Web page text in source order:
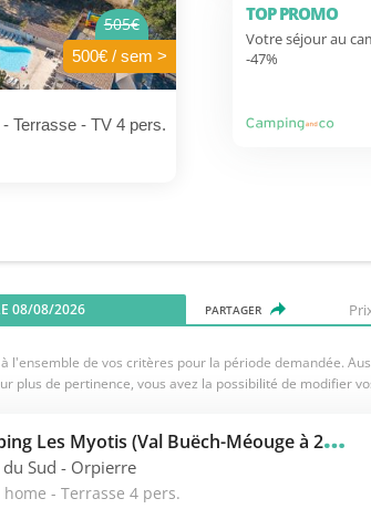
505€
500€ / sem >
Terrasse - TV 4 pers.
TOP PROMO
Votre séjour au
-47%
08/08/2026 PARTAGER
l'ensemble de vos critères pour la période demandée.
plus de pertinence, vous avez la possibilité de modifier
C
amping Les Myotis (Val Buëch-Méouge à 25 km)
Sud - Orpierre
- Terrasse 4 pers.